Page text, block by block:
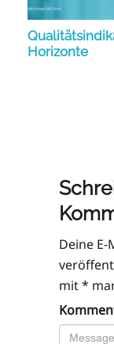
Horizonte
Deine
mit*